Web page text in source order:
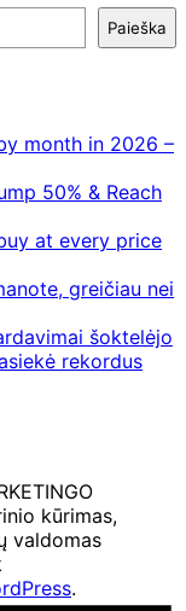
Paieška
month in 2026 –
50% & Reach
at every price
greičiau nei
šoktelėjo
rekordus
kūrimas,
valdomas
.